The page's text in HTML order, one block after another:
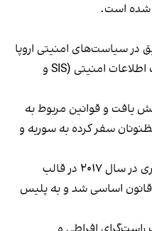
شده است.
در سیاست‌های امنیتی اروپا
شد و اتحادیه اروپا سازوکار اشتراک اطلاعات امنیتی (SIS و
یافت و قوانین مربوط به
سفر کرده به سوریه و
در فرانسه، قانون وضعیت اضطراری در سال ۲۰۱۷ در قالب
قانون اساسی شد و به پلیس